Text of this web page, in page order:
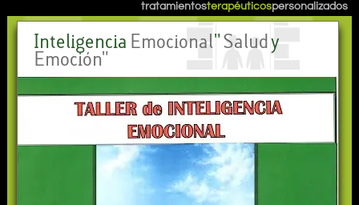
tratamientosterapéuticospersonalizados
Inteligencia Emocional" Salud y
Emoción"